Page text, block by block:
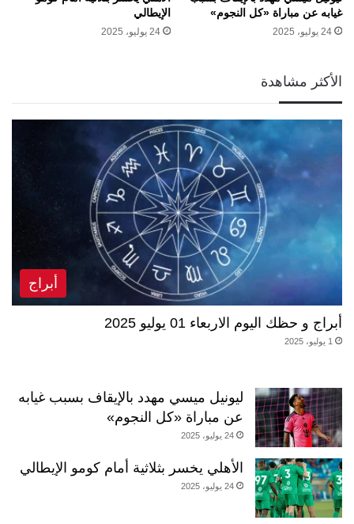
غيابه عن مباراة «كل النجوم»
24 يوليو، 2025
الإيطالي
24 يوليو، 2025
الأكثر مشاهدة
أبراج
أبراج و حظك اليوم الاربعاء 01 يوليو 2025
1 يوليو، 2025
ليونيل ميسي مهدد بالإيقاف بسبب غيابه
عن مباراة «كل النجوم»
24 يوليو، 2025
الأهلي يخسر بثلاثية أمام كومو الإيطالي
24 يوليو، 2025